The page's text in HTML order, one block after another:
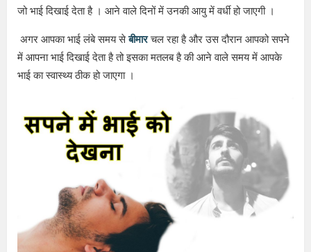
जो भाई दिखाई देता है । आने वाले दिनों में उनकी आयु में वर्धी हो जाएगी ।
अगर आपका भाई लंबे समय सेबीमारचल रहा है और उस दौरान आपको सपने
में आपना भाई दिखाई देता है तो इसका मतलब है की आने वाले समय में आपके
भाई का स्वास्थ्य ठीक हो जाएगा ।